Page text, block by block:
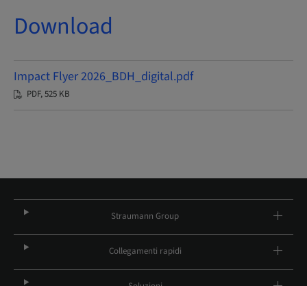
Download
Impact Flyer 2026_BDH_digital.pdf
PDF, 525 KB
Straumann Group
Collegamenti rapidi